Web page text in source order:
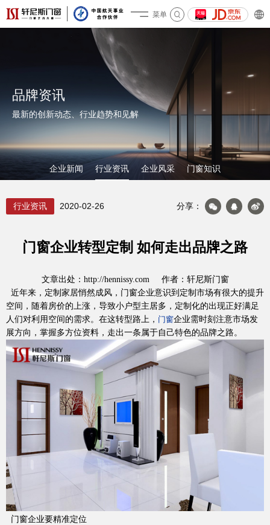
菜单
关于轩尼斯
产品&案例
加盟投资
品质服务
品牌资讯
最新的创新动态、行业趋势和见解
企业新闻 行业资讯 企业风采 门窗知识
行业资讯 2020-02-26 分享：
门窗企业转型定制 如何走出品牌之路
文章出处：http://hennissy.com 作者：轩尼斯门窗
近年来，定制家居悄然成风，门窗企业意识到定制市场有很大的提升
空间，随着房价的上涨，导致小户型主居多，定制化的出现正好满足
人们对利用空间的需求。在这转型路上， 门窗企业需时刻注意市场发
展方向，掌握多方位资料，走出一条属于自己特色的品牌之路。
门窗企业要精准定位